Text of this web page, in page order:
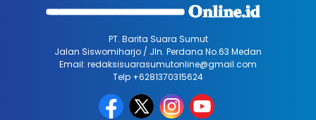
PT. Barita Suara Sumut
Jalan Siswomiharjo / Jln. Perdana No.63 Medan
Email: redaksisuarasumutonline@gmail.com
Telp +6281370315624